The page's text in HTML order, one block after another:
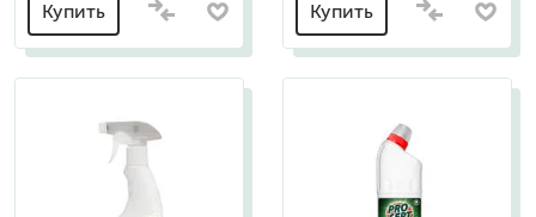
Купить Купить